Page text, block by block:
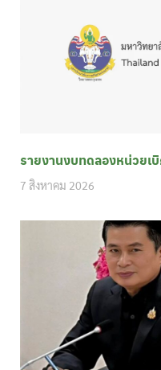
รายงานงบทดลองหน่วยเ
7 สิงหาคม 2026